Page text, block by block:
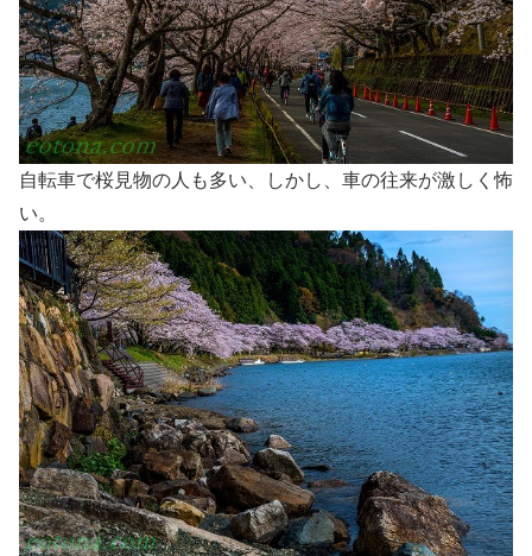
自転車で桜見物の人も多い、しかし、車の往来が激しく怖
い。